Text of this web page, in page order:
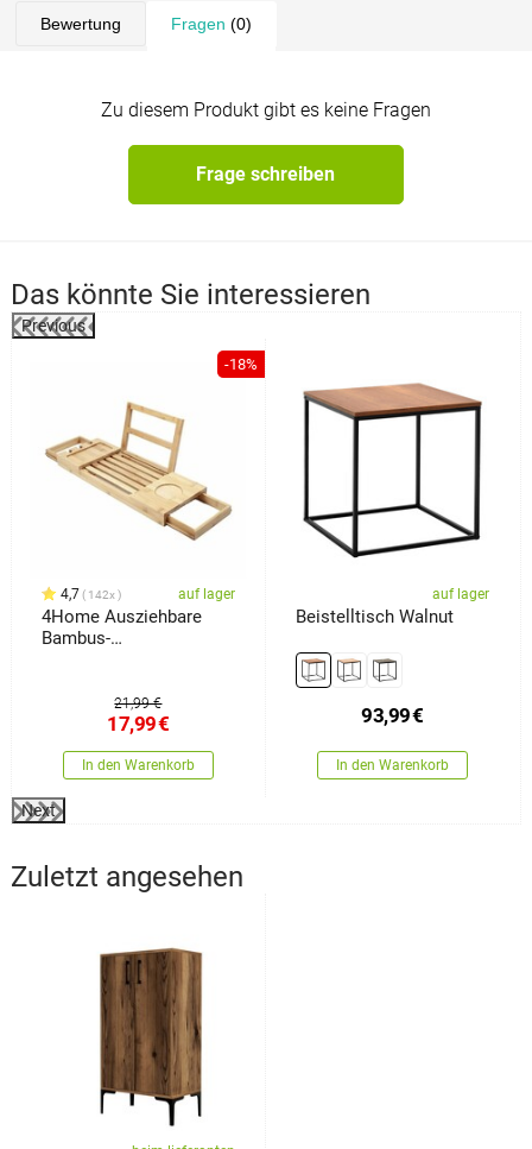
Bewertung Fragen (0)
Zu diesem Produkt gibt es keine Fragen
Frage schreiben
Das könnte Sie interessieren
Previous
-18%
4,7 142x auf lager
4Home Ausziehbare
Bambus-
21,99 €
17,99€
In den Warenkorb
auf lager
Beistelltisch Walnut
93,99€
In den Warenkorb
Next
Zuletzt angesehen